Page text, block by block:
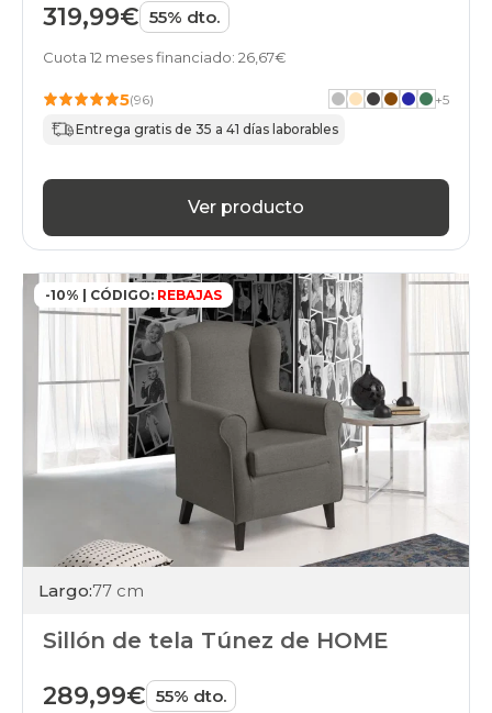
319,99€ 55% dto.
Cuota 12 meses financiado: 26,67€
5(96) +5
Entrega gratis de 35 a 41 días laborables
Ver producto
-10% | CÓDIGO: REBAJAS
Largo:77 cm
Sillón de tela Túnez de HOME
289,99€ 55% dto.